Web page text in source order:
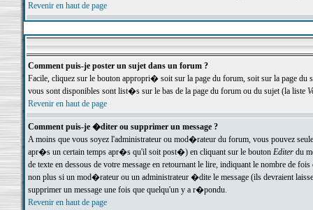
Revenir en haut de page
Comment puis-je poster un sujet dans un forum ?
Facile, cliquez sur le bouton appropri� soit sur la page du forum, soit sur la page du
vous sont disponibles sont list�s sur le bas de la page du forum ou du sujet (la liste
Revenir en haut de page
Comment puis-je �diter ou supprimer un message ?
A moins que vous soyez l'administrateur ou mod�rateur du forum, vous pouvez
apr�s un certain temps apr�s qu'il soit post�) en cliquant sur le bouton Editerdu
de texte en dessous de votre message en retournant le lire, indiquant le nombre
non plus si un mod�rateur ou un administrateur �dite le message (ils devraient
supprimer un message une fois que quelqu'un y a r�pondu.
Revenir en haut de page